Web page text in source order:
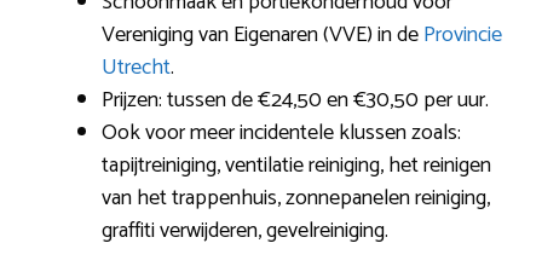
Vereniging van Eigenaren (VVE) in deProvincie
Utrecht.
Prijzen: tussen de €24,50 en €30,50 per uur.
Ook voor meer incidentele klussen zoals:
tapijtreiniging, ventilatie reiniging, het reinigen
van het trappenhuis, zonnepanelen reiniging,
graffiti verwijderen, gevelreiniging.